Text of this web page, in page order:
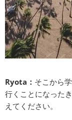
Ryota： そこから
行くことになった
えてください。